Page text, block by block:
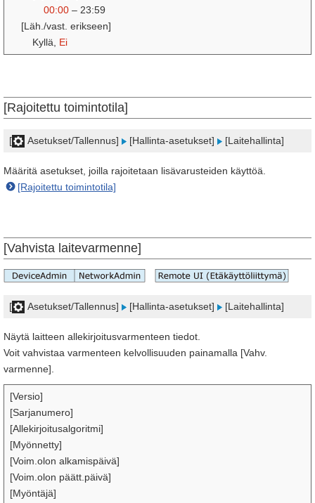
00:00 – 23:59
[Läh./vast. erikseen]
Kyllä, Ei
[Rajoitettu toimintotila]
[ Asetukset/Tallennus] [Hallinta-asetukset] [Laitehallinta]
Määritä asetukset, joilla rajoitetaan lisävarusteiden käyttöä.
[Rajoitettu toimintotila]
[Vahvista laitevarmenne]
[ Asetukset/Tallennus] [Hallinta-asetukset] [Laitehallinta]
Näytä laitteen allekirjoitusvarmenteen tiedot.
Voit vahvistaa varmenteen kelvollisuuden painamalla [Vahv.
varmenne].
[Versio]
[Sarjanumero]
[Allekirjoitusalgoritmi]
[Myönnetty]
[Voim.olon alkamispäivä]
[Voim.olon päätt.päivä]
[Myöntäjä]